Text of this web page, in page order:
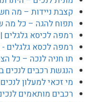
קצבת ניידות – מה
תפוח להגה – כל מה
רמפה לכיסא גלגלים
רמפה לכסא גלגלים -
תו חניה לנכה – כל
הנגשת רכבים לנכים
מי זכאי למעלון
רכבים מותאמים